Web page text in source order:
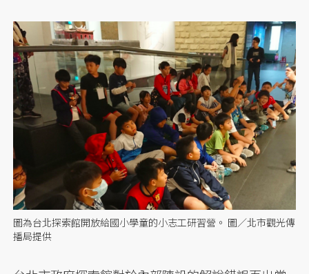
圖為台北探索館開放給國小學童的小志工研習營。 圖／北市觀光傳
播局提供